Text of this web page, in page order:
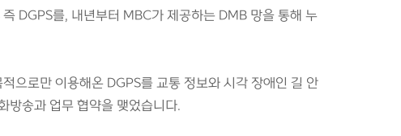
DGPS를, 내년부터 MBC가 제공하는 DMB 망을 통해 누
으로만 이용해온 DGPS를 교통 정보와 시각 장애인 길 안
방송과 업무 협약을 맺었습니다.